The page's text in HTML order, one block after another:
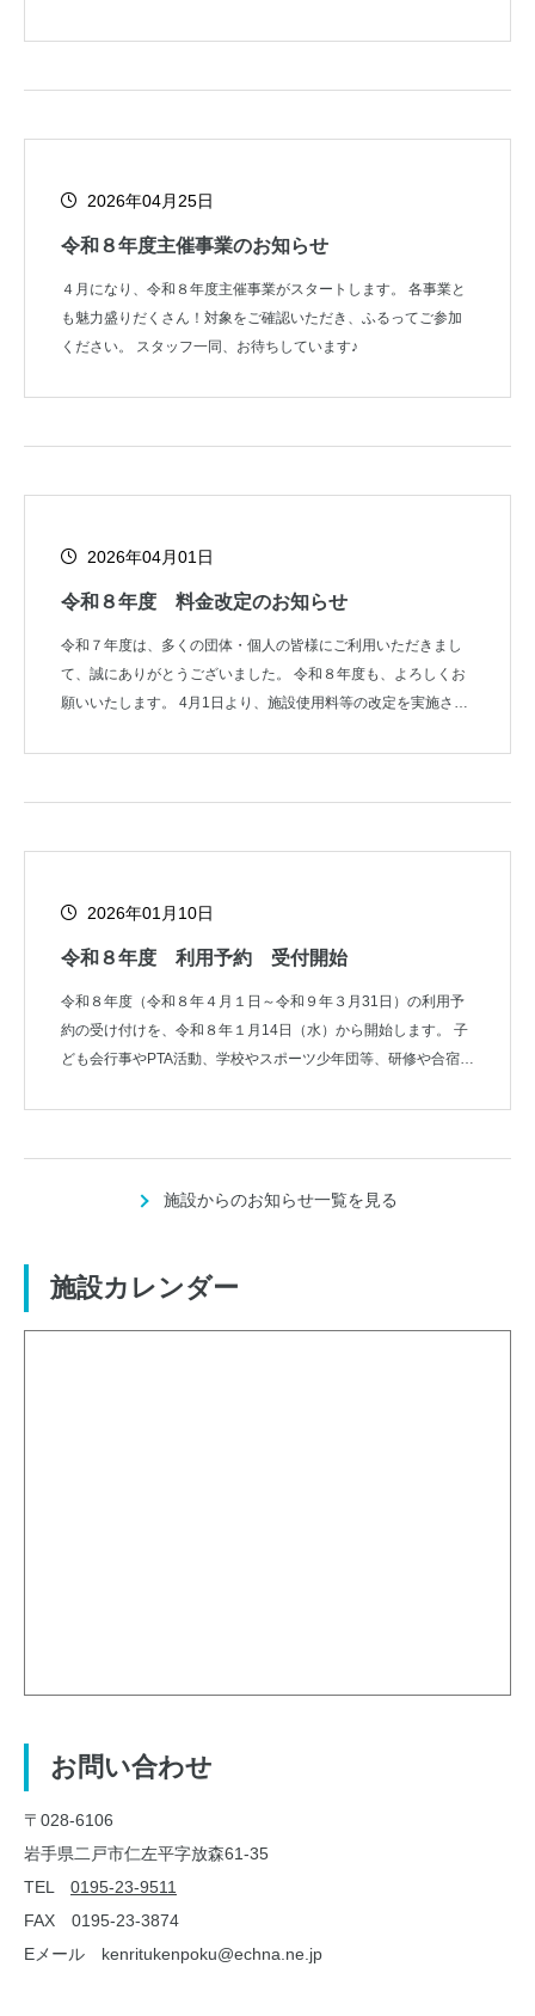
2026年04月25日
令和８年度主催事業のお知らせ
４月になり、令和８年度主催事業がスタートします。 各事業と
も魅力盛りだくさん！対象をご確認いただき、ふるってご参加
ください。 スタッフ一同、お待ちしています♪
2026年04月01日
令和８年度 料金改定のお知らせ
令和７年度は、多くの団体・個人の皆様にご利用いただきまし
て、誠にありがとうございました。 令和８年度も、よろしくお
願いいたします。 4月1日より、施設使用料等の改定を実施させ
2026年01月10日
令和８年度 利用予約 受付開始
令和８年度（令和８年４月１日～令和９年３月31日）の利用予
約の受け付けを、令和８年１月14日（水）から開始します。 子
ども会行事やPTA活動、学校やスポーツ少年団等、研修や合宿の
施設からのお知らせ一覧を見る
施設カレンダー
お問い合わせ
〒028-6106
岩手県二戸市仁左平字放森61-35
TEL 0195-23-9511
FAX 0195-23-3874
Eメール kenritukenpoku@echna.ne.jp